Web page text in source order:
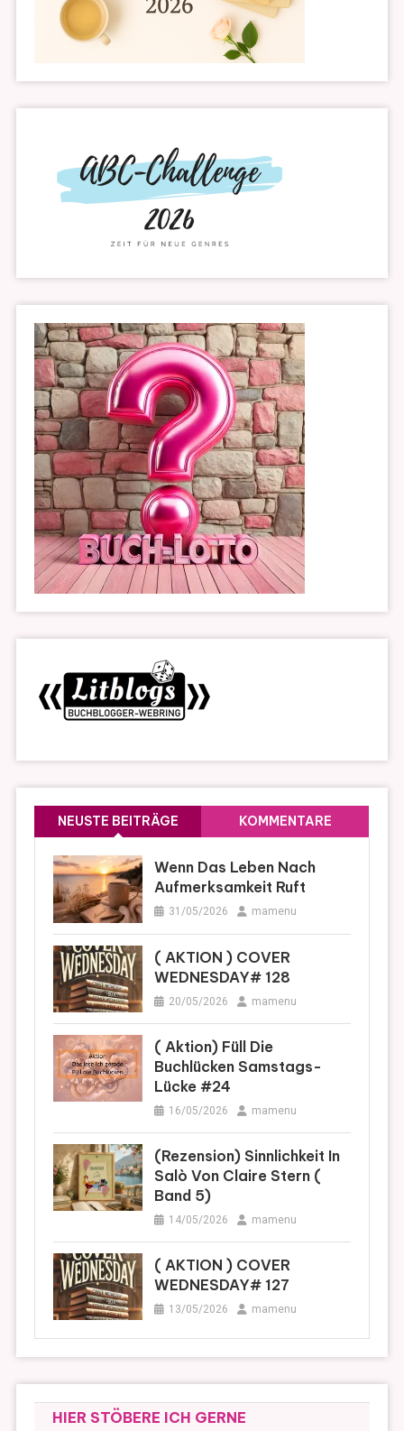
NEUSTE BEITRÄGE KOMMENTARE
Wenn Das Leben Nach
Aufmerksamkeit Ruft
31/05/2026 mamenu
( AKTION ) COVER
WEDNESDAY# 128
20/05/2026 mamenu
( Aktion) Füll Die
Buchlücken Samstags-
Lücke #24
16/05/2026 mamenu
(Rezension) Sinnlichkeit In
Salò Von Claire Stern (
Band 5)
14/05/2026 mamenu
( AKTION ) COVER
WEDNESDAY# 127
13/05/2026 mamenu
HIER STÖBERE ICH GERNE